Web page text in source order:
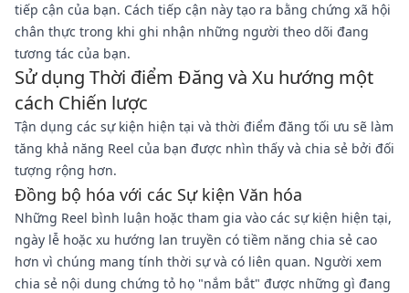
tiếp cận của bạn. Cách tiếp cận này tạo ra bằng chứng xã hội
chân thực trong khi ghi nhận những người theo dõi đang
tương tác của bạn.
Sử dụng Thời điểm Đăng và Xu hướng một
cách Chiến lược
Tận dụng các sự kiện hiện tại và thời điểm đăng tối ưu sẽ làm
tăng khả năng Reel của bạn được nhìn thấy và chia sẻ bởi đối
tượng rộng hơn.
Đồng bộ hóa với các Sự kiện Văn hóa
Những Reel bình luận hoặc tham gia vào các sự kiện hiện tại,
ngày lễ hoặc xu hướng lan truyền có tiềm năng chia sẻ cao
hơn vì chúng mang tính thời sự và có liên quan. Người xem
chia sẻ nội dung chứng tỏ họ "nắm bắt" được những gì đang